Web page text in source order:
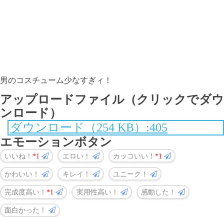
男のコスチューム少なすぎィ！
アップロードファイル（クリックでダウ
ンロード）
ダウンロード（254 KB）:405
エモーションボタン
いいね！ 1 エロい！ カッコいい！ 1
かわいい！ キレイ！ ユニーク！
完成度高い！ 1 実用性高い！ 感動した！
面白かった！